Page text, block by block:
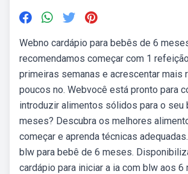
Webno cardápio para bebês de 6
recomendamos começar com 1
primeiras semanas e acrescentar mais
poucos no. Webvocê está pronto para
introduzir alimentos sólidos para o seu
meses? Descubra os melhores
começar e aprenda técnicas
blw para bebê de 6 meses.
cardápio para iniciar a ia com blw aos 6